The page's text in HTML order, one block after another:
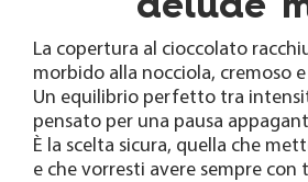
La copertura al cioccolato
morbido alla nocciola, cremoso
Un equilibrio perfetto tra
pensato per una pausa
È la scelta sicura, quella che
e che vorresti avere sempre con